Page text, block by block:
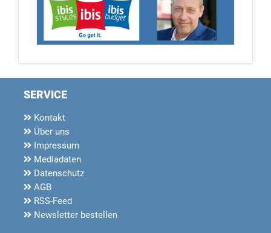
SERVICE
Kontakt
Über uns
Impressum
Mediadaten
Datenschutz
AGB
RSS-Feed
Newsletter bestellen